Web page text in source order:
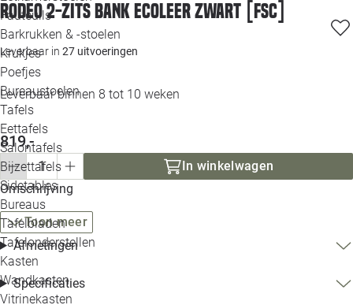
Fauteuils
Barkrukken & -stoelen
Krukjes
Poefjes
Bureaustoelen
Tafels
Eettafels
Salontafels
Bijzettafels
Sidetables
Bureaus
Tafelbladen
Tafelonderstellen
Kasten
Wandkasten
Vitrinekasten
Rodeo 2-zits bank ecoleer zwart [fsc]
Leverbaar in 27 uitvoeringen
Leverbaar binnen 8 tot 10 weken
819,-
In winkelwagen
Omschrijving
Toon meer
Afmetingen
Specificaties